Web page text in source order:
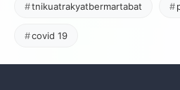
tnikuatrakyatbermartabat
covid 19